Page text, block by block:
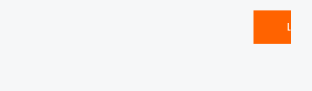
LEER